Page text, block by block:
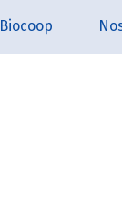
Biocoop